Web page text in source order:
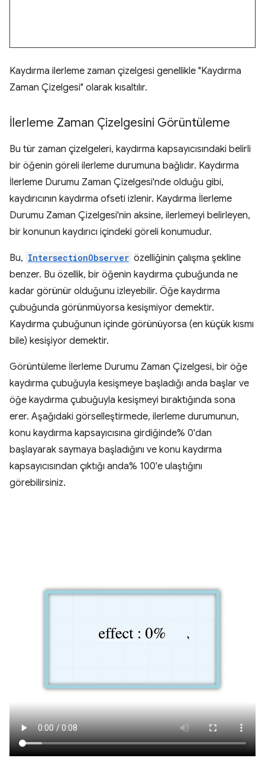
Kaydırma ilerleme zaman çizelgesi genellikle "Kaydırma
Zaman Çizelgesi" olarak kısaltılır.
İlerleme Zaman Çizelgesini Görüntüleme
Bu tür zaman çizelgeleri, kaydırma kapsayıcısındaki belirli
bir öğenin göreli ilerleme durumuna bağlıdır. Kaydırma
İlerleme Durumu Zaman Çizelgesi'nde olduğu gibi,
kaydırıcının kaydırma ofseti izlenir. Kaydırma İlerleme
Durumu Zaman Çizelgesi'nin aksine, ilerlemeyi belirleyen,
bir konunun kaydırıcı içindeki göreli konumudur.
Bu, IntersectionObserver özelliğinin çalışma şekline
benzer. Bu özellik, bir öğenin kaydırma çubuğunda ne
kadar görünür olduğunu izleyebilir. Öğe kaydırma
çubuğunda görünmüyorsa kesişmiyor demektir.
Kaydırma çubuğunun içinde görünüyorsa (en küçük kısmı
bile) kesişiyor demektir.
Görüntüleme İlerleme Durumu Zaman Çizelgesi, bir öğe
kaydırma çubuğuyla kesişmeye başladığı anda başlar ve
öğe kaydırma çubuğuyla kesişmeyi bıraktığında sona
erer. Aşağıdaki görselleştirmede, ilerleme durumunun,
konu kaydırma kapsayıcısına girdiğinde% 0'dan
başlayarak saymaya başladığını ve konu kaydırma
kapsayıcısından çıktığı anda% 100'e ulaştığını
görebilirsiniz.